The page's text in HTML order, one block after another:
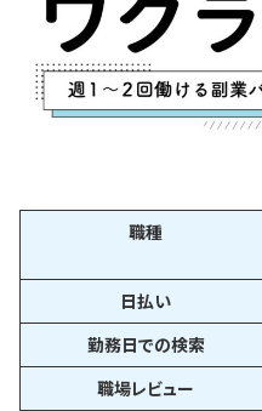
職種
日払い
勤務日での検索
職場レビュー